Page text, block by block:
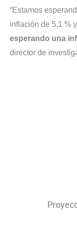
“Estamos
inflación de 5,1 %
esperando una
director de